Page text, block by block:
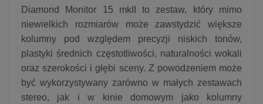
Diamond Monitor 15 mkII to zestaw, który mimo
niewielkich rozmiarów może zawstydzić większe
kolumny pod względem precyzji niskich tonów,
plastyki średnich częstotliwości, naturalności wokali
oraz szerokości i głębi sceny. Z powodzeniem może
być wykorzystywany zarówno w małych zestawach
stereo, jak i w kinie domowym jako kolumny